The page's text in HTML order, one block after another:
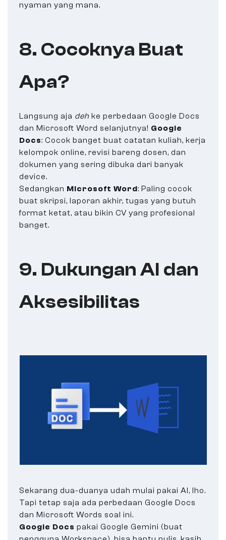
nyaman yang mana.
8. Cocoknya Buat
Apa?
Langsung aja deh ke perbedaan Google Docs
dan Microsoft Word selanjutnya! Google
Docs: Cocok banget buat catatan kuliah, kerja
kelompok online, revisi bareng dosen, dan
dokumen yang sering dibuka dari banyak
device.
Sedangkan Microsoft Word: Paling cocok
buat skripsi, laporan akhir, tugas yang butuh
format ketat, atau bikin CV yang profesional
banget.
9. Dukungan AI dan
Aksesibilitas
Sekarang dua-duanya udah mulai pakai AI, lho.
Tapi tetap saja ada perbedaan Google Docs
dan Microsoft Words soal ini.
Google Docs pakai Google Gemini (buat